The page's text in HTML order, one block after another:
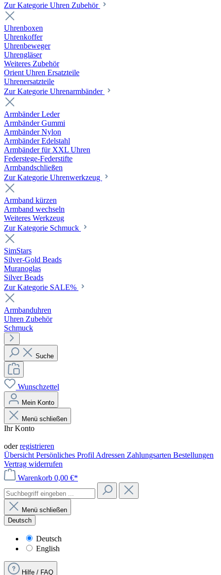
Zur Kategorie Uhren Zubehör
Uhrenboxen
Uhrenkoffer
Uhrenbeweger
Uhrengläser
Weiteres Zubehör
Orient Uhren Ersatzteile
Uhrenersatzteile
Zur Kategorie Uhrenarmbänder
Armbänder Leder
Armbänder Gummi
Armbänder Nylon
Armbänder Edelstahl
Armbänder für XXL Uhren
Federstege-Federstifte
Armbandschließen
Zur Kategorie Uhrenwerkzeug
Armband kürzen
Armband wechseln
Weiteres Werkzeug
Zur Kategorie Schmuck
SimStars
Silver-Gold Beads
Muranoglas
Silver Beads
Zur Kategorie SALE%
Armbanduhren
Uhren Zubehör
Schmuck
Suche
Wunschzettel
Mein Konto
Menü schließen
Ihr Konto
oderregistrieren
Übersicht Persönliches Profil Adressen Zahlungsarten Bestellungen
Vertrag widerrufen
Warenkorb 0,00 €*
Menü schließen
Deutsch
Deutsch
English
Hilfe / FAQ